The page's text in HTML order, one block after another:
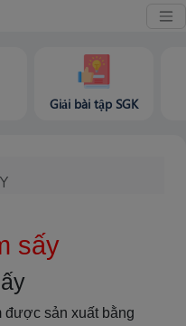
Giải bài tập SGK
sấy
được sản xuất bằng